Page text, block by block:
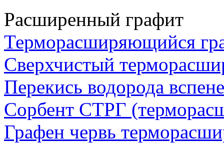
Расширенный графит
Терморасширяющийся
Сверхчистый
Перекись водорода
Сорбент СТРГ
Графен червь